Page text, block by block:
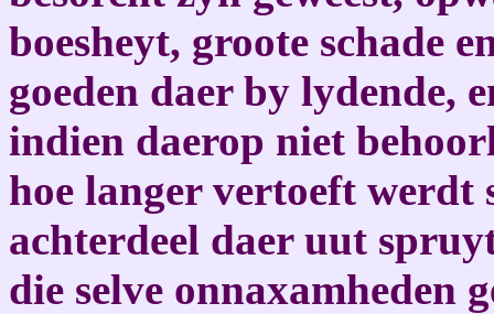
boesheyt, groote schade
goeden daer by lydende,
indien daerop niet
hoe langer vertoeft werdt
achterdeel daer uut
die selve onnaxamheden